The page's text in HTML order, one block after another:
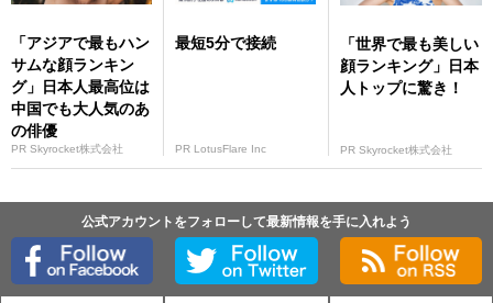
「アジアで最もハン
サムな顔ランキン
グ」日本人最高位は
中国でも大人気のあ
の俳優
PR Skyrocket株式会社
最短5分で接続
PR LotusFlare Inc
「世界で最も美しい
顔ランキング」日本
人トップに驚き！
PR Skyrocket株式会社
公式アカウントをフォローして最新情報を手に入れよう